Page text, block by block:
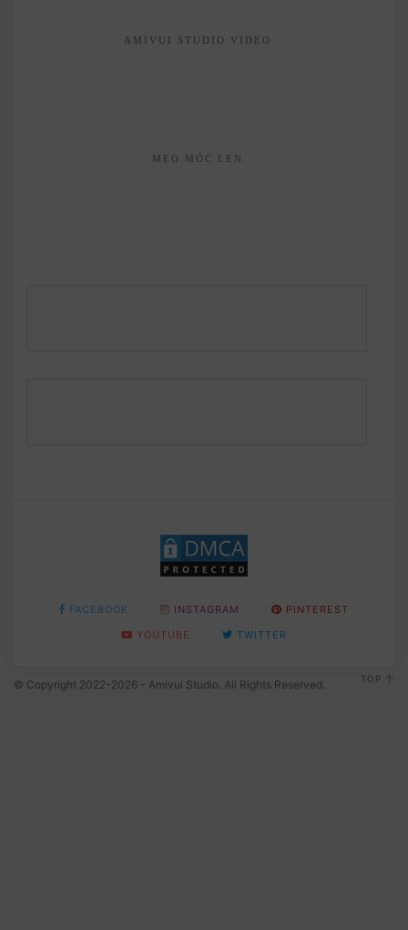
AMIVUI STUDIO VIDEO
MẸO MÓC LEN
FACEBOOK INSTAGRAM
PINTEREST
YOUTUBE
TWITTER
© Copyright 2022-2026 - Amivui Studio. All Rights Reserved. TOP